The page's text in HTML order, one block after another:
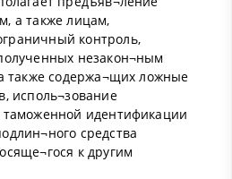
а также лицам,
контроль,
незакон¬ным
также содержа¬щих ложные
исполь¬зование
таможенной идентификации
средства
к другим